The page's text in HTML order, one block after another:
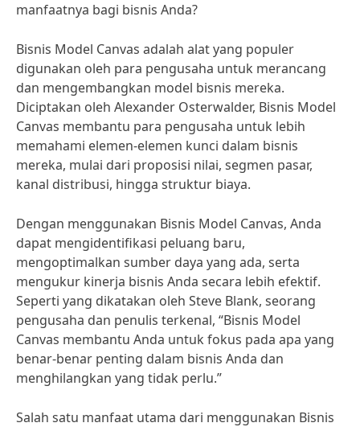
manfaatnya bagi bisnis Anda?
Bisnis Model Canvas adalah alat yang populer
digunakan oleh para pengusaha untuk merancang
dan mengembangkan model bisnis mereka.
Diciptakan oleh Alexander Osterwalder, Bisnis Model
Canvas membantu para pengusaha untuk lebih
memahami elemen-elemen kunci dalam bisnis
mereka, mulai dari proposisi nilai, segmen pasar,
kanal distribusi, hingga struktur biaya.
Dengan menggunakan Bisnis Model Canvas, Anda
dapat mengidentifikasi peluang baru,
mengoptimalkan sumber daya yang ada, serta
mengukur kinerja bisnis Anda secara lebih efektif.
Seperti yang dikatakan oleh Steve Blank, seorang
pengusaha dan penulis terkenal, “Bisnis Model
Canvas membantu Anda untuk fokus pada apa yang
benar-benar penting dalam bisnis Anda dan
menghilangkan yang tidak perlu.”
Salah satu manfaat utama dari menggunakan Bisnis